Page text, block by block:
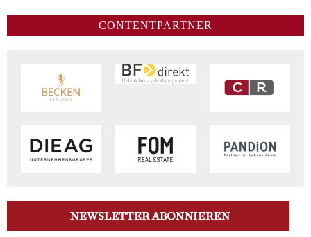
CONTENTPARTNER